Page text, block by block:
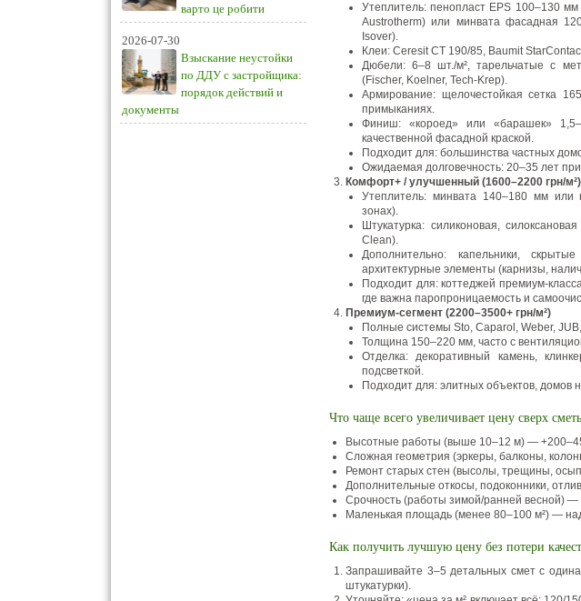
варто це робити
2026-07-30
Взыскание неустойки
по ДДУ с застройщика:
порядок действий и
документы
Утеплитель: пенопласт EPS 100–130
Austrotherm) или минвата фасадная
Isover).
Клеи: Ceresit CT 190/85, Baumit
Дюбели: 6–8 шт./м², тарельчатые с
(Fischer, Koelner, Tech-Krep).
Армирование: щелочестойкая сетка
примыканиях.
Финиш: «короед» или «барашек»
качественной фасадной краской.
Подходит для: большинства частных
Ожидаемая долговечность: 20–35 лет
Комфорт+ / улучшенный (1600–2200 грн/м²)
Утеплитель: минвата 140–180 мм или
зонах).
Штукатурка: силиконовая,
Clean).
Дополнительно: капельники,
архитектурные элементы (карнизы,
Подходит для: коттеджей премиум-
где важна паропроницаемость и
Премиум-сегмент (2200–3500+ грн/м²)
Полные системы Sto, Caparol, Weber,
Толщина 150–220 мм, часто с
Отделка: декоративный камень,
подсветкой.
Подходит для: элитных объектов, домов
Что чаще всего увеличивает цену сверх
Высотные работы (выше 10–12 м) —
Сложная геометрия (эркеры, балконы,
Ремонт старых стен (высолы, трещины,
Дополнительные откосы, подоконники,
Срочность (работы зимой/ранней весной) —
Маленькая площадь (менее 80–100 м²) —
Как получить лучшую цену без потери
Запрашивайте 3–5 детальных смет с
штукатурки).